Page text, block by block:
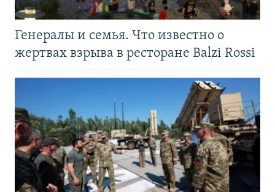
Генералы и семья. Что известно о
жертвах взрыва в ресторане Balzi Rossi